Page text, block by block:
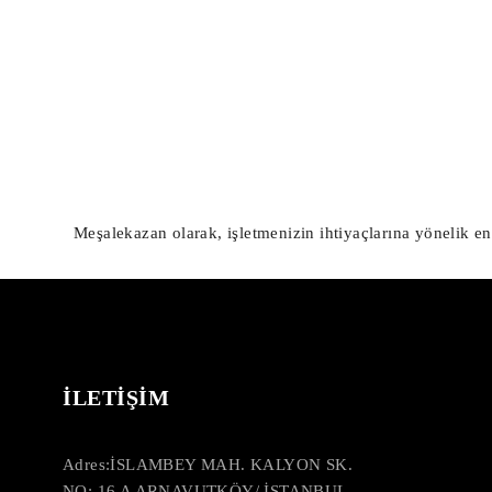
Meşalekazan olarak, işletmenizin ihtiyaçlarına yönelik
İLETİŞİM
Adres:İSLAMBEY MAH. KALYON SK.